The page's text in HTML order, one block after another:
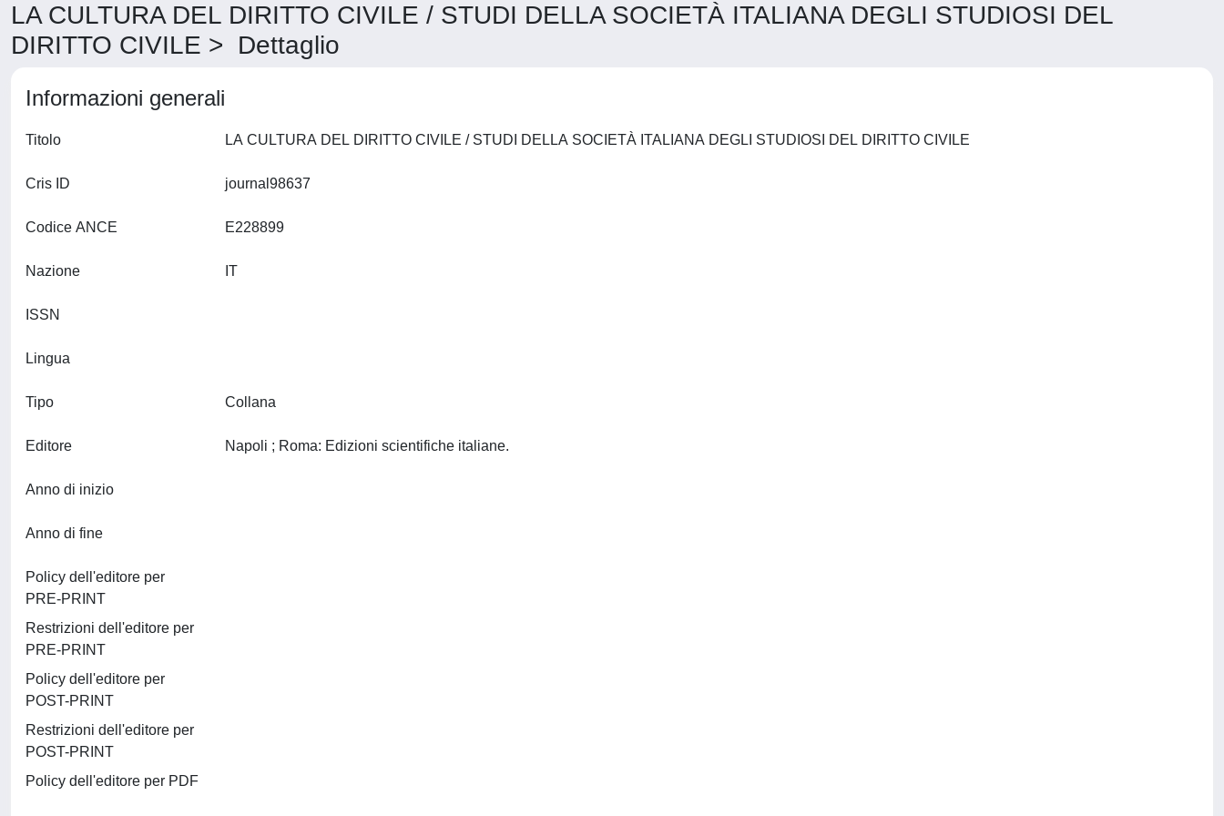
LA CULTURA DEL DIRITTO CIVILE / STUDI DELLA SOCIETÀ ITALIANA DEGLI STUDIOSI DEL
DIRITTO CIVILE > Dettaglio
Informazioni generali
Titolo
Cris ID
Codice ANCE
Nazione
ISSN
Lingua
Tipo Collana
Editore
Anno di inizio
Anno di fine
Policy dell'editore per
PRE-PRINT
Restrizioni dell'editore per
PRE-PRINT
Policy dell'editore per
POST-PRINT
Restrizioni dell'editore per
POST-PRINT
Policy dell'editore per PDF